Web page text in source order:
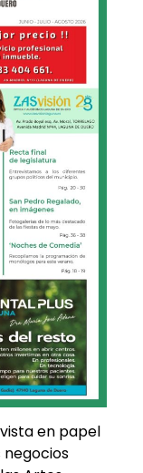
en papel
negocios